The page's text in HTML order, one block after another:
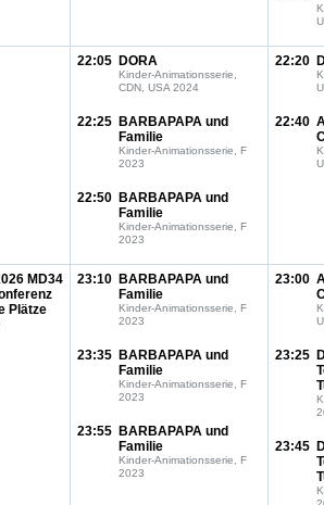
22:05 DORA
Kinder-Animationsserie,
CDN, USA 2024
22:25 BARBAPAPA und
Familie
Kinder-Animationsserie, F
2023
22:50 BARBAPAPA und
Familie
Kinder-Animationsserie, F
2023
22:20
22:40
MD34
Plätze
23:10 BARBAPAPA und
Familie
Kinder-Animationsserie, F
2023
23:35 BARBAPAPA und
Familie
Kinder-Animationsserie, F
2023
23:55 BARBAPAPA und
Familie
Kinder-Animationsserie, F
2023
23:00
23:25
23:45